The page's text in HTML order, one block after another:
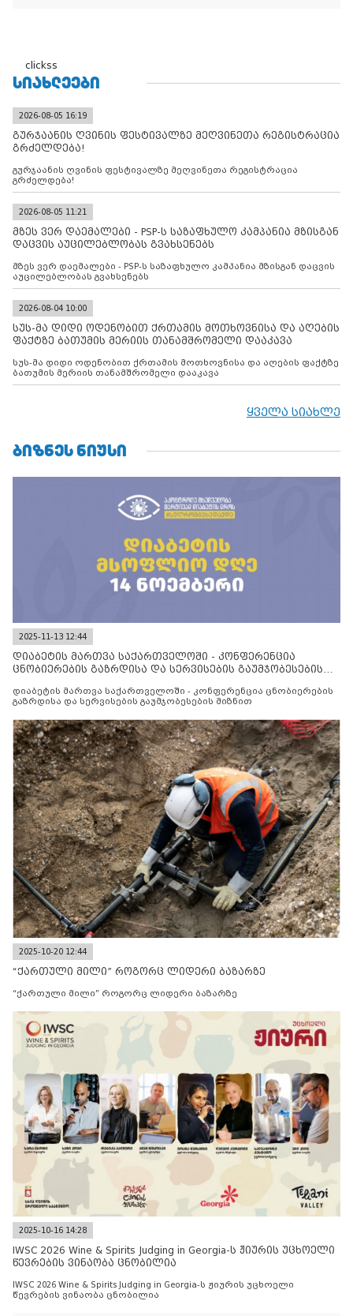
clickss
ᲡᲘᲐᲮᲚᲔᲔᲑᲘ
2026-08-05 16:19
გურჯაანის ღვინის ფესტივალზე მეღვინეთა რეგისტრაცია
გრძელდება!
გურჯაანის ღვინის ფესტივალზე მეღვინეთა რეგისტრაცია
გრძელდება!
2026-08-05 11:21
მზეს ვერ დაემალები - PSP-ს საზაფხულო კამპანია მზისგან
დაცვის აუცილებლობას გვახსენებს
მზეს ვერ დაემალები - PSP-ს საზაფხულო კამპანია მზისგან დაცვის
აუცილებლობას გვახსენებს
2026-08-04 10:00
სუს-მა დიდი ოდენობით ქრთამის მოთხოვნისა და აღების
ფაქტზე ბათუმის მერიის თანამშრომელი დააკავა
სუს-მა დიდი ოდენობით ქრთამის მოთხოვნისა და აღების ფაქტზე
ბათუმის მერიის თანამშრომელი დააკავა
ყველა სიახლე
ᲑᲘᲖᲜᲔᲡ ᲜᲘᲣᲡᲘ
2025-11-13 12:44
დიაბეტის მართვა საქართველოში - კონფერენცია
ცნობიერების გაზრდისა და სერვისების გაუმჯობესების
დიაბეტის მართვა საქართველოში - კონფერენცია ცნობიერების
გაზრდისა და სერვისების გაუმჯობესების მიზნით
2025-10-20 12:44
“ქართული მილი” როგორც ლიდერი ბაზარზე
“ქართული მილი” როგორც ლიდერი ბაზარზე
2025-10-16 14:28
IWSC 2026 Wine & Spirits Judging in Georgia-ს ჟიურის უცხოელი
წევრების ვინაობა ცნობილია
IWSC 2026 Wine & Spirits Judging in Georgia-ს ჟიურის უცხოელი
წევრების ვინაობა ცნობილია